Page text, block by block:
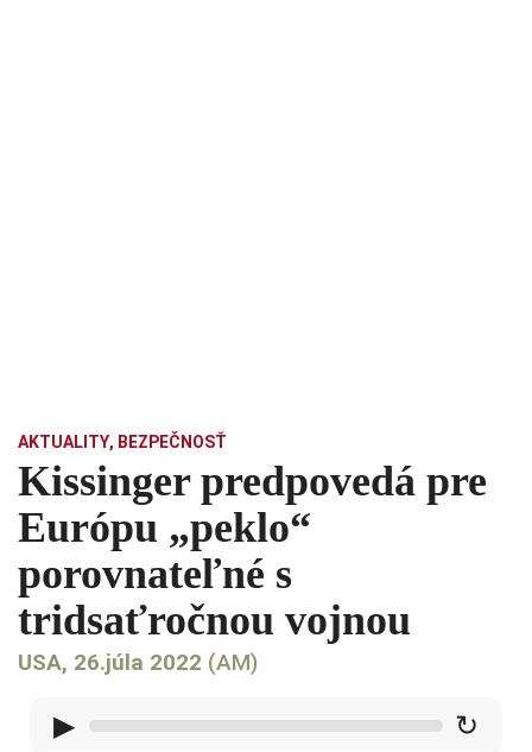
AKTUALITY, BEZPEČNOSŤ
Kissinger predpovedá pre
Európu „peklo“
porovnateľné s
tridsaťročnou vojnou
USA, 26.júla 2022 (AM)
▶ ↻